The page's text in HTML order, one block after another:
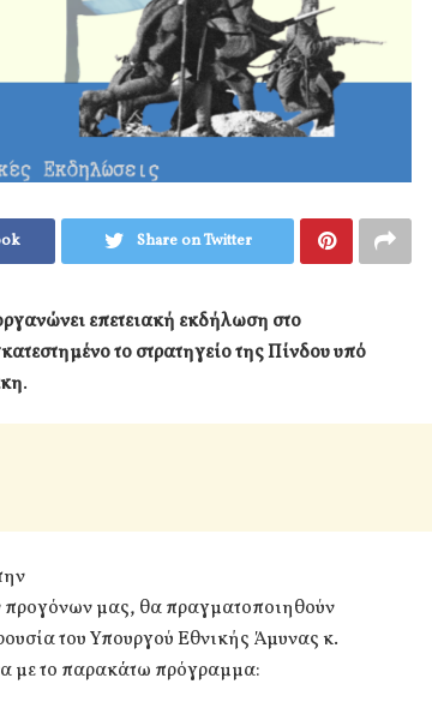
Share on Twitter
επετειακή εκδήλωση στο
το στρατηγείο της Πίνδου υπό
.
προγόνων μας, θα πραγματοποιηθούν
του Υπουργού Εθνικής Άμυνας κ.
με το παρακάτω πρόγραμμα: